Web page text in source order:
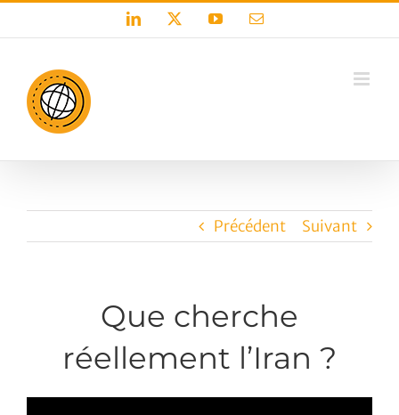
LinkedIn YouTubeEmail
Précédent Suivant
Que cherche
réellement l’Iran ?